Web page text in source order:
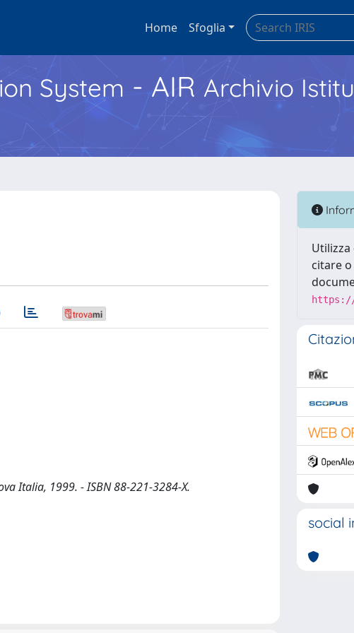
Home Sfoglia
System - AIR Archivio
Italia, 1999. - ISBN 88-221-3284-X.
citare
https://
social